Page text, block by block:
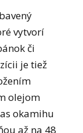
vytvorí
či
je tiež
olejom
okamihu
až na 48